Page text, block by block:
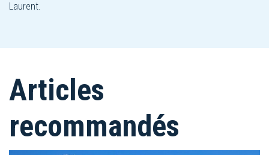
Laurent.
Articles
recommandés